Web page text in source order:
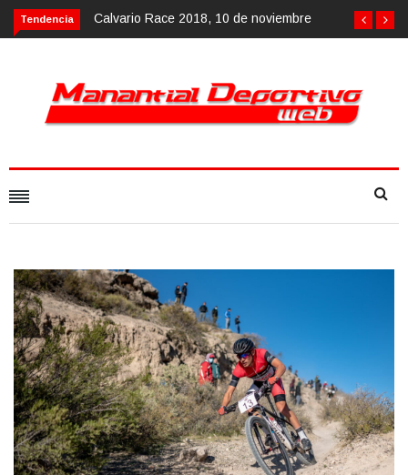
Tendencia Calvario Race 2018, 10 de noviembre